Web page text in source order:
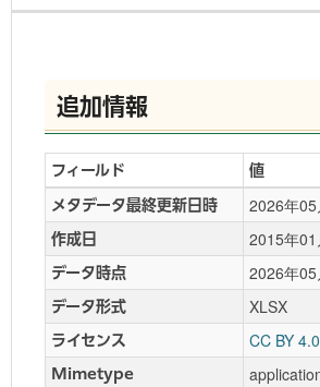
追加情報
フィールド 値
メタデータ最終更新日時 2026年05
作成日 2015年01
データ時点 2026年05
データ形式 XLSX
ライセンス CC BY
Mimetype